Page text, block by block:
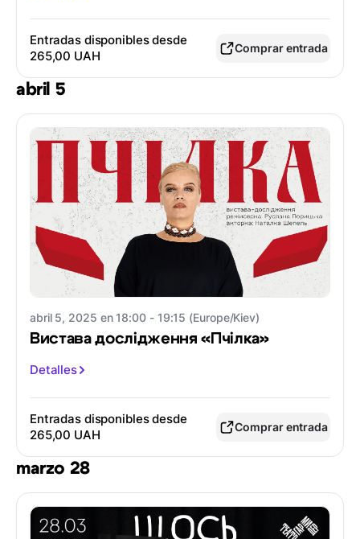
Entradas disponibles desde
265,00 UAH
Comprar entrada
abril 5
abril 5, 2025 en 18:00 - 19:15 (Europe/Kiev)
Вистава дослідження «Пчілка»
Detalles
Entradas disponibles desde
265,00 UAH
Comprar entrada
marzo 28